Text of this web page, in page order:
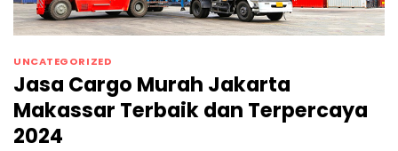
UNCATEGORIZED
Jasa Cargo Murah Jakarta
Makassar Terbaik dan Terpercaya
2024